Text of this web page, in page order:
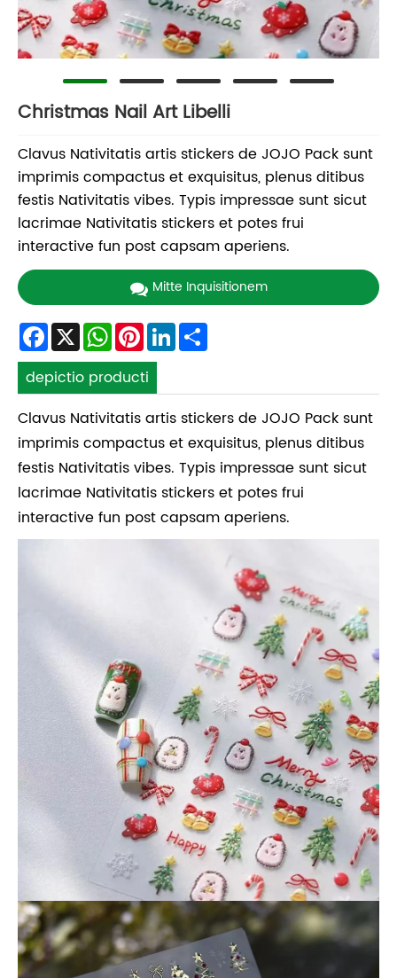
Christmas Nail Art Libelli
Clavus Nativitatis artis stickers de JOJO Pack sunt
imprimis compactus et exquisitus, plenus ditibus
festis Nativitatis vibes. Typis impressae sunt sicut
lacrimae Nativitatis stickers et potes frui
interactive fun post capsam aperiens.
Mitte Inquisitionem
Facebook
X WhatsApp
Pinterest
LinkedIn
depictio producti
Clavus Nativitatis artis stickers de JOJO Pack sunt
imprimis compactus et exquisitus, plenus ditibus
festis Nativitatis vibes. Typis impressae sunt sicut
lacrimae Nativitatis stickers et potes frui
interactive fun post capsam aperiens.